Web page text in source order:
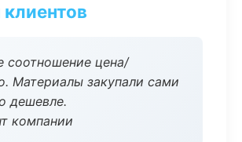
соотношение цена/
Материалы закупали сами
дешевле.
компании